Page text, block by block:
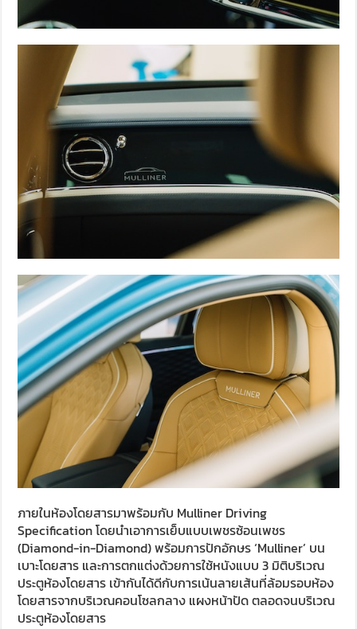
ภายในห้องโดยสารมาพร้อมกับ Mulliner Driving
Specification โดยนำเอาการเย็บแบบเพชรซ้อนเพชร
(Diamond-in-Diamond) พร้อมการปักอักษร ‘Mulliner’ บน
เบาะโดยสาร และการตกแต่งด้วยการใช้หนังแบบ 3 มิติบริเวณ
ประตูห้องโดยสาร เข้ากันได้ดีกับการเน้นลายเส้นที่ล้อมรอบห้อง
โดยสารจากบริเวณคอนโซลกลาง แผงหน้าปัด ตลอดจนบริเวณ
ประตูห้องโดยสาร